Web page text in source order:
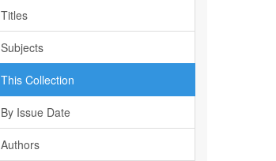
Titles
Subjects
This Collection
By Issue Date
Authors